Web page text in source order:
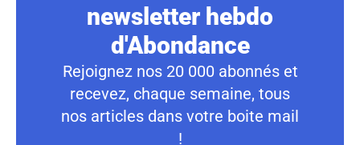
newsletter hebdo
d'Abondance
Rejoignez nos 20 000 abonnés et
recevez, chaque semaine, tous
nos articles dans votre boite mail
!